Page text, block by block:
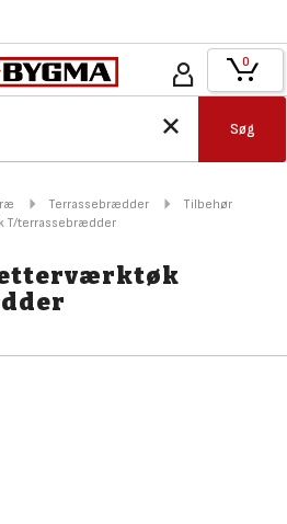
Søg
0
Terrassebrædder
Tilbehør
T/terrassebrædder